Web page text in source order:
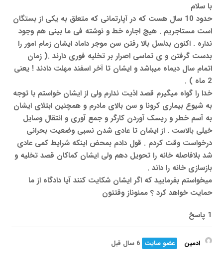
با سلام
حدود 10 سال هست که در آپارتمانی که متعلق به یکی از بستگان
است مستاجریم . هیچ اجاره خط و نوشته فی ما بینی هم وجود
نداره . اکنون بدلسل بالا رفتن سن موجر داماد ایشان زمام امور را
بدست گرفتن و ی تماسی اصرار بر تخلیه فوری دارند .( زمان
اتمام سال دیماه میباشد و ایشان تا آخر اسفند مهلت دادند ! یعنی
2 ماه ) .
خدا را گواه میگیرم قصد اذیت ندارم ولی از ایشان خواستم با توجه
به شیوع بیماری کرونا و سن بالای مادرم و همچنین ابتلای ایشان
به آسم خطر و ریسک آوردن کارگر و جمع آوری و انتقال وسایل
خیلی بالاست . از ایشان تا عادی شدن نسبی وضعیت بحرانی
درخواست وقت کردم . قول دادم بمحض اینکه شرایط کمی عادی
شد بلافاصله خانه را تحویل دهم ولی ایشان کماکان قصد تخلیه و
بازسازی خانه را داند .
میخواستم بفرمایید که اگر ایشان شکایت کنند آیا دادگاه از ما
حمایت خواهد کرد ؟ ممنوناز وقتتون
1 پاسخ
ادمین عضو سایت 6 سال قبل